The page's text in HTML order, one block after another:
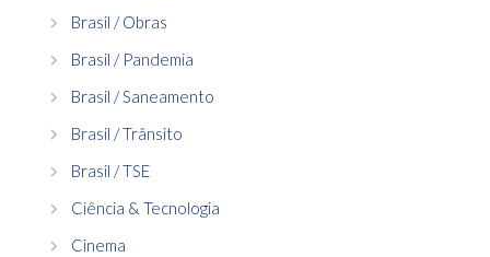
Brasil / Obras
Brasil / Pandemia
Brasil / Saneamento
Brasil / Trânsito
Brasil / TSE
Ciência & Tecnologia
Cinema